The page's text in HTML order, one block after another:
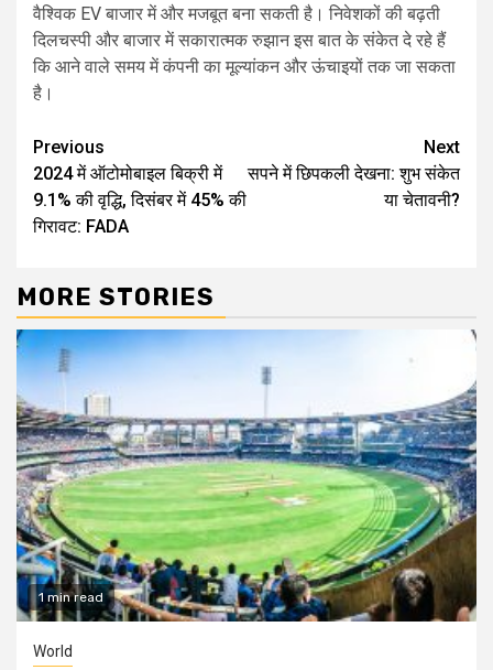
वैश्विक EV बाजार में और मजबूत बना सकती है। निवेशकों की बढ़ती
दिलचस्पी और बाजार में सकारात्मक रुझान इस बात के संकेत दे रहे हैं
कि आने वाले समय में कंपनी का मूल्यांकन और ऊंचाइयों तक जा सकता
है।
Continue
Reading
Previous
2024 में ऑटोमोबाइल बिक्री में
9.1% की वृद्धि, दिसंबर में 45% की
गिरावट: FADA
Next
सपने में छिपकली देखना: शुभ संकेत
या चेतावनी?
MORE STORIES
1 min read
World